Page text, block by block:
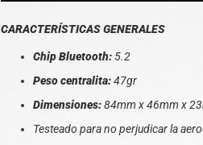
CARACTERÍSTICAS GENERALES
Chip Bluetooth:5.2
Peso centralita:47gr
Dimensiones:84mm x 46mm x
Testeado para no perjudicar la